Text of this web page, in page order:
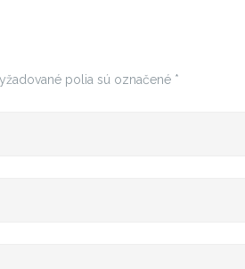
polia sú označené *